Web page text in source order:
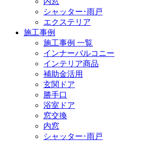
シャッター･雨戸
エクステリア
施工事例
施工事例 一覧
インナーバルコニー
インテリア商品
補助金活用
玄関ドア
勝手口
浴室ドア
窓交換
内窓
シャッター･雨戸